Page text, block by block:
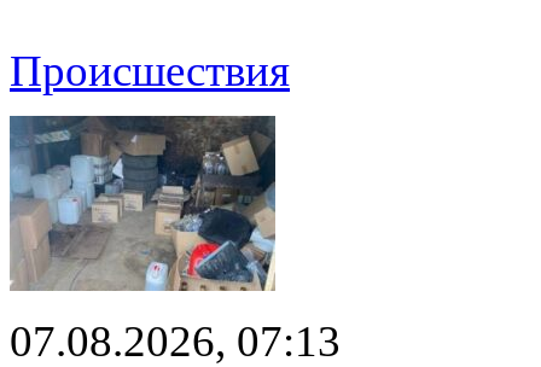
Происшествия
07.08.2026, 07:13